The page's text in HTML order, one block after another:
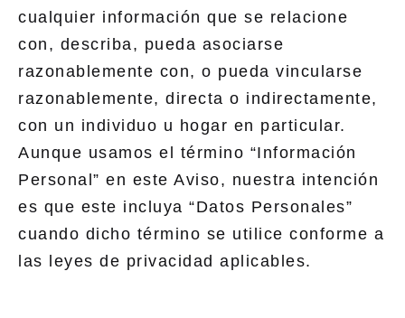
cualquier información que se relacione
con, describa, pueda asociarse
razonablemente con, o pueda vincularse
razonablemente, directa o indirectamente,
con un individuo u hogar en particular.
Aunque usamos el término “Información
Personal” en este Aviso, nuestra intención
es que este incluya “Datos Personales”
cuando dicho término se utilice conforme a
las leyes de privacidad aplicables.